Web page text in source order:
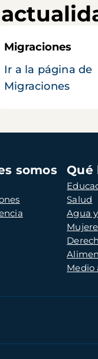
Migraciones
Ir a la página de
Migraciones
somos Qué
Salud
Agua
Medio